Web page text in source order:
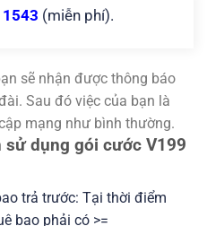
1543 (miễn phí).
sẽ nhận được thông báo
Sau đó việc của bạn là
mạng như bình thường.
dụng gói cước V199
trả trước: Tại thời điểm
bao phải có >=